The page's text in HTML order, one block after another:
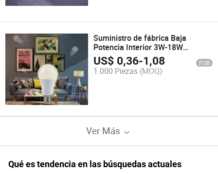
Suministro de fábrica Baja
Potencia Interior 3W-18W
aluminio E27 E26 frío Bombillas
de luz de foco caliente
US$ 0,36-1,08 FOB
1.000 Piezas (MOQ)
Ver Más
Qué es tendencia en las búsquedas actuales